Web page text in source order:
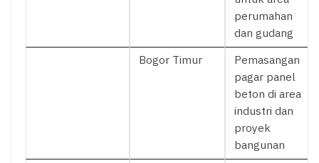
perumahan
dan gudang
Bogor Timur
Pemasangan
pagar panel
beton di area
industri dan
proyek
bangunan